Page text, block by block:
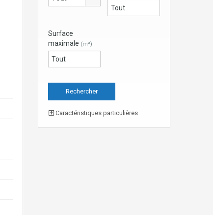
Surface
maximale (m²)
Caractéristiques particulières